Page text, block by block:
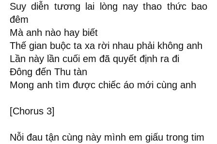
Suy diễn tương lai lòng nay thao thức bao
đêm
Mà anh nào hay biết
Thế gian buộc ta xa rời nhau phải không anh
Lần này lần cuối em đã quyết định ra đi
Đông đến Thu tàn
Mong anh tìm được chiếc áo mới cùng anh
[Chorus 3]
Nỗi đau tận cùng này mình em giấu trong tim